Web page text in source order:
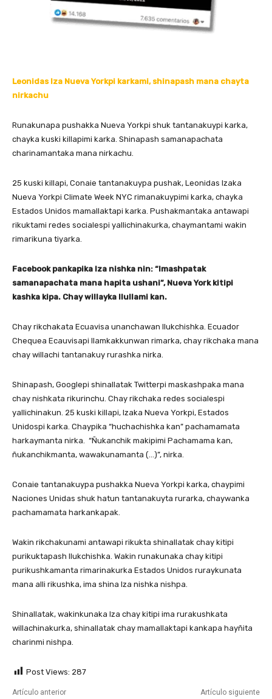
Leonidas Iza Nueva Yorkpi karkami, shinapash mana chayta
nirkachu
Runakunapa pushakka Nueva Yorkpi shuk tantanakuypi karka,
chayka kuski killapimi karka. Shinapash samanapachata
charinamantaka mana nirkachu.
25 kuski killapi, Conaie tantanakuypa pushak, Leonidas Izaka
Nueva Yorkpi Climate Week NYC rimanakuypimi karka, chayka
Estados Unidos mamallaktapi karka. Pushakmantaka antawapi
rikuktami redes socialespi yallichinakurka, chaymantami wakin
rimarikuna tiyarka.
Facebook pankapika Iza nishka nin: “Imashpatak
samanapachata mana hapita ushani”, Nueva York kitipi
kashka kipa. Chay willayka llullami kan.
Chay rikchakata Ecuavisa unanchawan llukchishka. Ecuador
Chequea Ecauvisapi llamkakkunwan rimarka, chay rikchaka mana
chay willachi tantanakuy rurashka nirka.
Shinapash, Googlepi shinallatak Twitterpi maskashpaka mana
chay nishkata rikurinchu. Chay rikchaka redes socialespi
yallichinakun. 25 kuski killapi, Izaka Nueva Yorkpi, Estados
Unidospi karka. Chaypika “huchachishka kan” pachamamata
harkaymanta nirka. “Ñukanchik makipimi Pachamama kan,
ñukanchikmanta, wawakunamanta (…)”, nirka.
Conaie tantanakuypa pushakka Nueva Yorkpi karka, chaypimi
Naciones Unidas shuk hatun tantanakuyta rurarka, chaywanka
pachamamata harkankapak.
Wakin rikchakunami antawapi rikukta shinallatak chay kitipi
purikuktapash llukchishka. Wakin runakunaka chay kitipi
purikushkamanta rimarinakurka Estados Unidos ruraykunata
mana alli rikushka, ima shina Iza nishka nishpa.
Shinallatak, wakinkunaka Iza chay kitipi ima rurakushkata
willachinakurka, shinallatak chay mamallaktapi kankapa hayñita
charinmi nishpa.
Post Views: 287
Artículo anterior Artículo siguiente